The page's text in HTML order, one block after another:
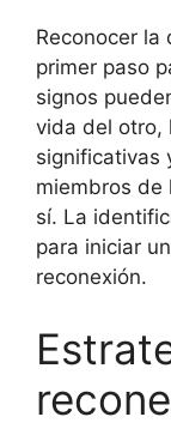
Reconocer la
primer paso
signos
vida del otro,
significativas
miembros de
sí. La
para iniciar
reconexión.